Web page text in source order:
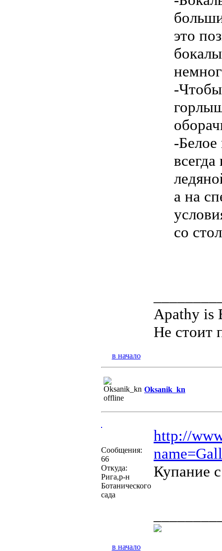
это
-Чтобы
-
а на
со
Apathy is
Не стоит
в начало
Oksanik_kn
Сообщения:
66
Откуда:
Рига,р-н
Ботанического
сада
http://
Купание
в начало